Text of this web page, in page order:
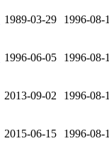
1989-03-29 1996-08-
1996-06-05 1996-08-
2013-09-02 1996-08-
2015-06-15 1996-08-